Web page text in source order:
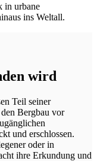
in urbane
ins Weltall.
wird
Teil seiner
Bergbau vor
und erschlossen.
oder in
ihre Erkundung und